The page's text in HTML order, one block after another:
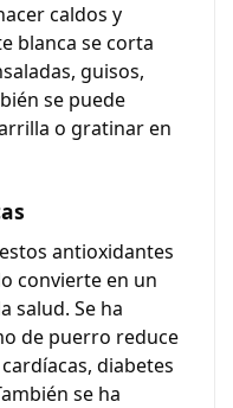
caldos y
blanca se corta
guisos,
se puede
o gratinar en
antioxidantes
convierte en un
salud. Se ha
de puerro reduce
diabetes
se ha